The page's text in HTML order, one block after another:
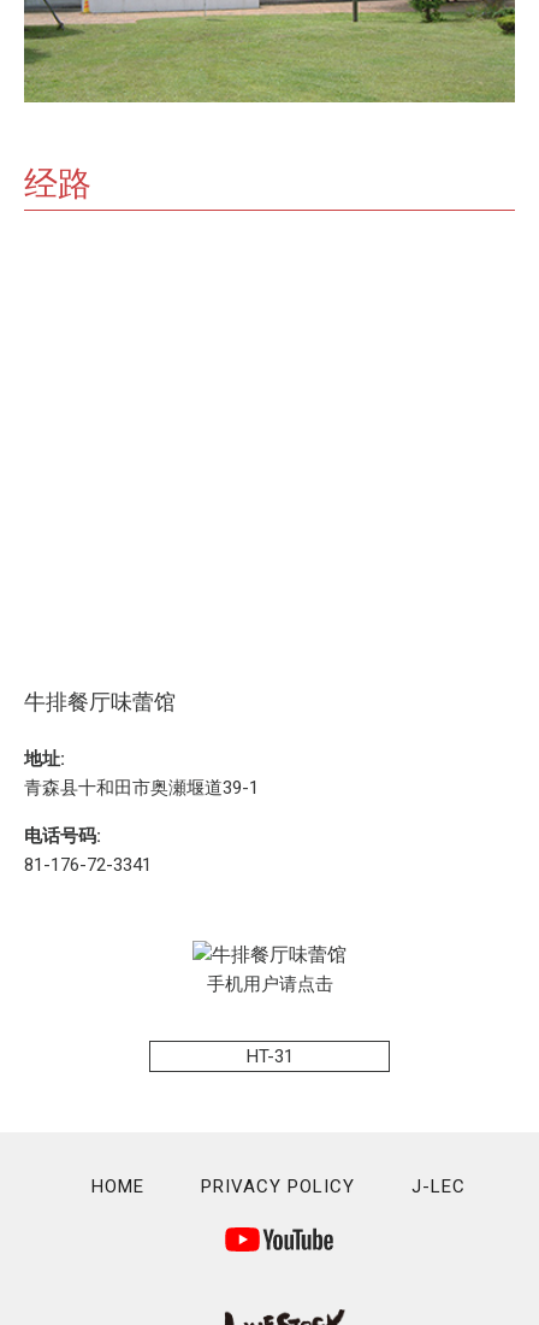
经路
牛排餐厅味蕾馆
地址:
青森县十和田市奥瀬堰道39-1
电话号码:
81-176-72-3341
手机用户请点击
HT-31
HOME PRIVACY POLICY J-LEC